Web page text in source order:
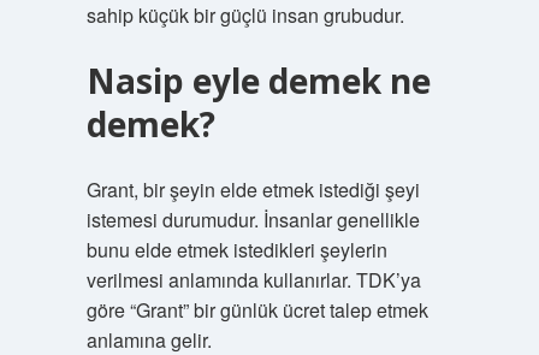
sahip küçük bir güçlü insan grubudur.
Nasip eyle demek ne
demek?
Grant, bir şeyin elde etmek istediği şeyi
istemesi durumudur. İnsanlar genellikle
bunu elde etmek istedikleri şeylerin
verilmesi anlamında kullanırlar. TDK’ya
göre “Grant” bir günlük ücret talep etmek
anlamına gelir.